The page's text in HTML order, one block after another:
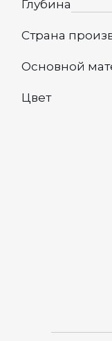
Глубина
Страна
Основной
Цвет